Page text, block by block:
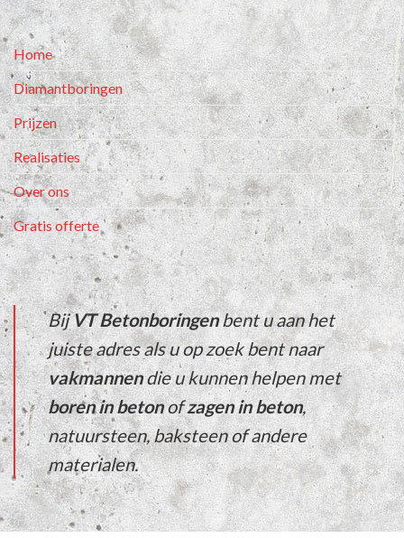
Home
Diamantboringen
Prijzen
Realisaties
Over ons
Gratis offerte
BijVT Betonboringenbent u aan het
juiste adres als u op zoek bent naar
vakmannendie u kunnen helpen met
boren in betonofzagen in beton,
natuursteen,baksteenofandere
materialen.